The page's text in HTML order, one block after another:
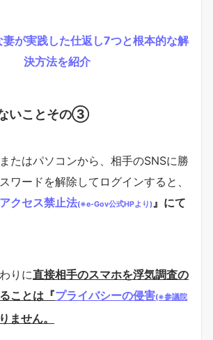
が実践した仕返し7つと根本的な解
決方法を紹介
いことその③
たはパソコンから、相手のSNSに勝
ワードを解除してログインすると、
クセス禁止法(※e-Gov公式HPより)』 にて
りに直接相手のスマホを浮気調査の
ことは『プライバシーの侵害(※参議院
ません。